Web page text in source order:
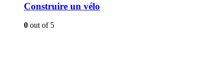
Construire un vélo
0 out of 5